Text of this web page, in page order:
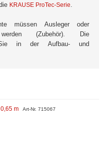
KRAUSE ProTec-Serie
müssen Ausleger oder
(Zubehör). Die
Sie in der Aufbau- und
m Art-Nr. 715067